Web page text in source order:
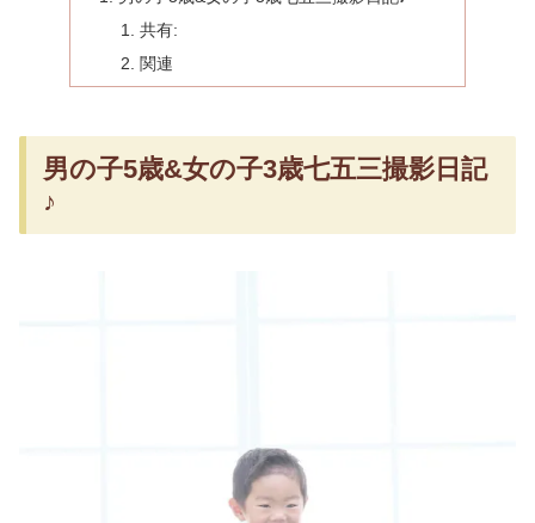
共有:
関連
男の子5歳&女の子3歳七五三撮影日記
♪